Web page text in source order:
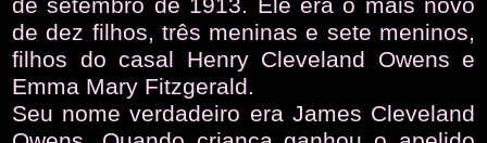
de setembro de 1913. Ele era o mais novo
de dez filhos, três meninas e sete meninos,
filhos do casal Henry Cleveland Owens e
Emma Mary Fitzgerald.
Seu nome verdadeiro era James Cleveland